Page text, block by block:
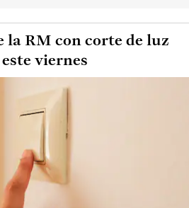
la RM con corte de luz
viernes